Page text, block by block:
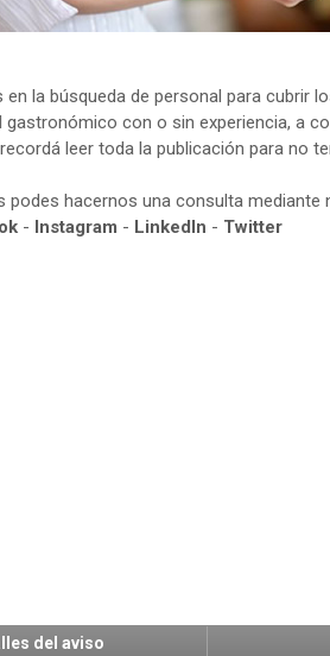
la búsqueda de personal para cubrir
gastronómico con o sin experiencia, a
leer toda la publicación para no
podes hacernos una consulta
- Instagram - LinkedIn - Twitter
del aviso